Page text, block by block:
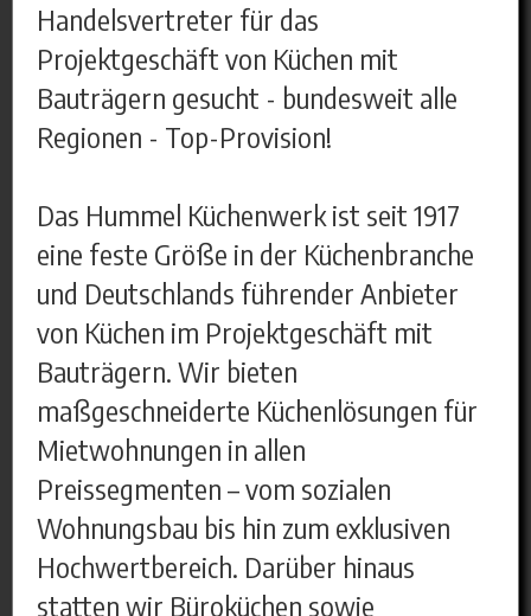
Handelsvertreter für das
Projektgeschäft von Küchen mit
Bauträgern gesucht - bundesweit alle
Regionen - Top-Provision!
Das Hummel Küchenwerk ist seit 1917
eine feste Größe in der Küchenbranche
und Deutschlands führender Anbieter
von Küchen im Projektgeschäft mit
Bauträgern. Wir bieten
maßgeschneiderte Küchenlösungen für
Mietwohnungen in allen
Preissegmenten – vom sozialen
Wohnungsbau bis hin zum exklusiven
Hochwertbereich. Darüber hinaus
statten wir Büroküchen sowie